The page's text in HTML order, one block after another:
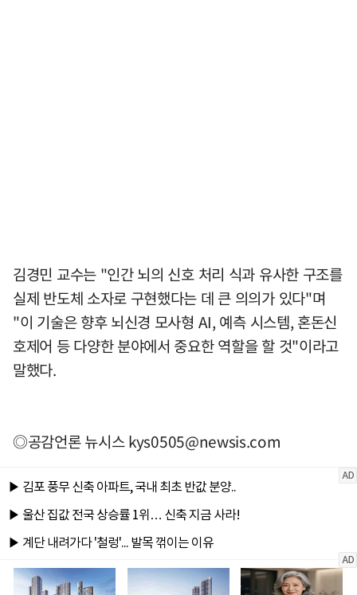
김경민 교수는 "인간 뇌의 신호 처리 식과 유사한 구조를
실제 반도체 소자로 구현했다는 데 큰 의의가 있다"며
"이 기술은 향후 뇌신경 모사형 AI, 예측 시스템, 혼돈신
호제어 등 다양한 분야에서 중요한 역할을 할 것"이라고
말했다.
◎공감언론 뉴시스kys0505@newsis.com